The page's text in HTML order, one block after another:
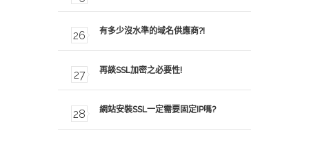
有多少沒水準的域名供應商?!
再談SSL加密之必要性!
網站安裝SSL一定需要固定IP嗎?